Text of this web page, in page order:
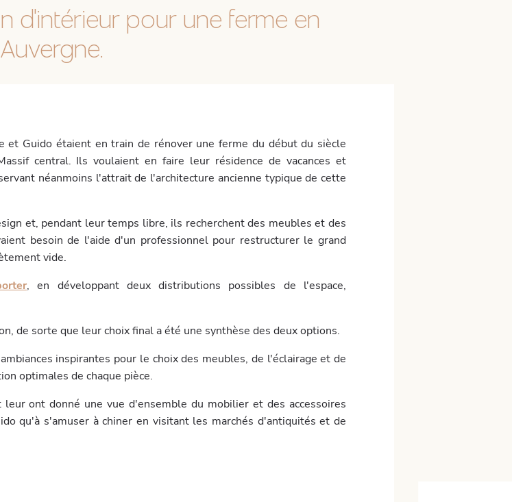
d'intérieur pour une ferme en
Auvergne.
et Guido étaient en train de rénover une ferme du début du siècle
central. Ils voulaient en faire leur résidence de vacances et
néanmoins l'attrait de l'architecture ancienne typique de cette
et, pendant leur temps libre, ils recherchent des meubles et des
besoin de l'aide d'un professionnel pour restructurer le grand
vide.
,en développant deux distributions possibles de l'espace,
de sorte que leur choix final a été une synthèse des deux options.
inspirantes pour le choix des meubles, de l'éclairage et de
optimales de chaque pièce.
ont donné une vue d'ensemble du mobilier et des accessoires
qu'à s'amuser à chiner en visitant les marchés d'antiquités et de